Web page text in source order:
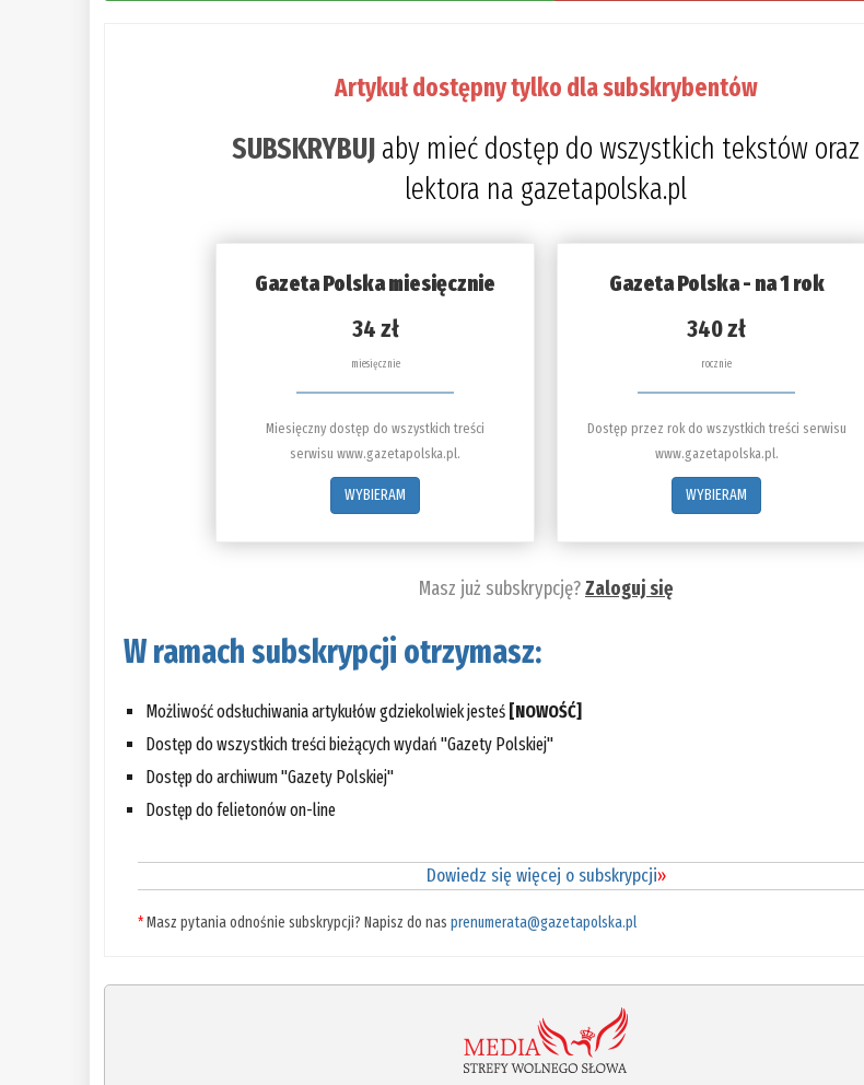
Artykuł dostępny tylko dla subskrybentów
SUBSKRYBUJ aby mieć dostęp do wszystkich tekstów oraz
lektora na gazetapolska.pl
Gazeta Polska miesięcznie
34 zł
miesięcznie
Miesięczny dostęp do wszystkich treści
serwisu www.gazetapolska.pl.
WYBIERAM
Gazeta Polska - na 1 rok
340 zł
rocznie
Dostęp przez rok do wszystkich treści serwisu
www.gazetapolska.pl.
WYBIERAM
Masz już subskrypcję?Zaloguj się
W ramach subskrypcji otrzymasz:
Możliwość odsłuchiwania artykułów gdziekolwiek jesteś [NOWOŚĆ]
Dostęp do wszystkich treści bieżących wydań "Gazety Polskiej"
Dostęp do archiwum "Gazety Polskiej"
Dostęp do felietonów on-line
Dowiedz się więcej o subskrypcji»
*Masz pytania odnośnie subskrypcji? Napisz do nasprenumerata@gazetapolska.pl